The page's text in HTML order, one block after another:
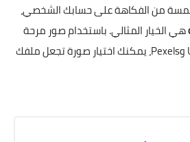
من الفكاهة على حسابك الشخصي،
هي الخيار المثالي. باستخدام صور مرحة
من مواقع مثل Unsplash وPexels، يمكنك اختيار صورة تجعل ملفك